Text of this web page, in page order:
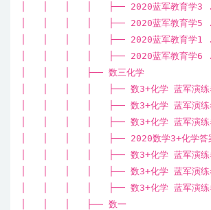
│ │ │ │ ├── 2020蓝军教育学3
│ │ │ │ ├── 2020蓝军教育学5
│ │ │ │ ├── 2020蓝军教育学1
│ │ │ │ ├── 2020蓝军教育学6
│ │ │ ├── 数三化学
│ │ │ │ ├── 数3+化学 蓝军演练
│ │ │ │ ├── 数3+化学 蓝军演练
│ │ │ │ ├── 数3+化学 蓝军演练
│ │ │ │ ├── 2020数学3+化学答
│ │ │ │ ├── 数3+化学 蓝军演练
│ │ │ │ ├── 数3+化学 蓝军演练
│ │ │ │ ├── 数3+化学 蓝军演练
│ │ │ ├── 数一